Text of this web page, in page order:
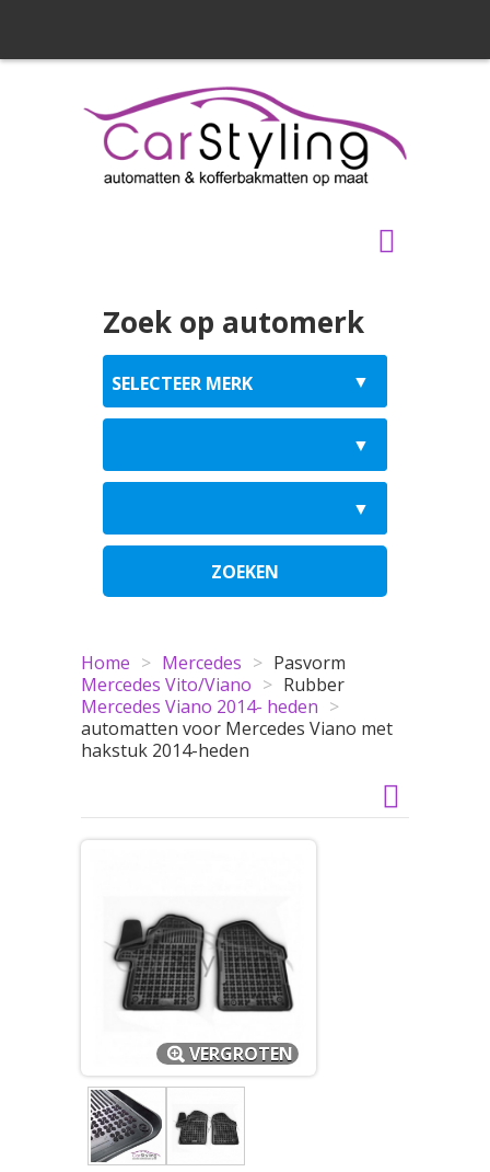
Zoek op automerk
ZOEKEN
Home > Mercedes >
Mercedes Vito/Viano >
Mercedes Viano 2014- heden >
Pasvorm
Rubber
automatten voor Mercedes Viano met
hakstuk 2014-heden
VERGROTEN